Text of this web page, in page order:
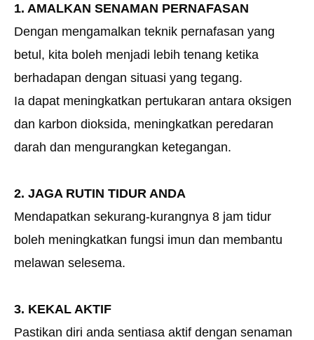
1. AMALKAN SENAMAN PERNAFASAN
Dengan mengamalkan teknik pernafasan yang
betul, kita boleh menjadi lebih tenang ketika
berhadapan dengan situasi yang tegang.
Ia dapat meningkatkan pertukaran antara oksigen
dan karbon dioksida, meningkatkan peredaran
darah dan mengurangkan ketegangan.
2. JAGA RUTIN TIDUR ANDA
Mendapatkan sekurang-kurangnya 8 jam tidur
boleh meningkatkan fungsi imun dan membantu
melawan selesema.
3. KEKAL AKTIF
Pastikan diri anda sentiasa aktif dengan senaman